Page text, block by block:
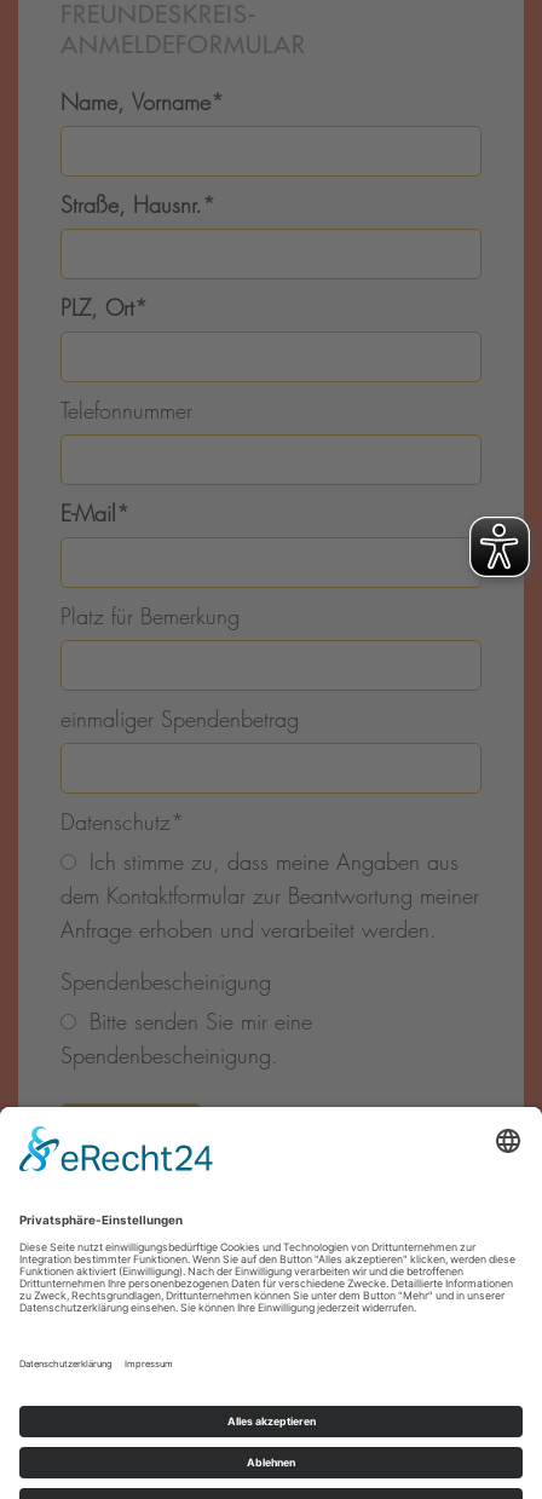
FREUNDESKREIS-
ANMELDEFORMULAR
Name, Vorname*
Straße, Hausnr. *
PLZ, Ort*
Telefonnummer
E-Mail *
Platz für Bemerkung
einmaliger Spendenbetrag
Datenschutz*
dem Kontaktformular zur Beantwortung meiner
Anfrage erhoben und verarbeitet werden.
Spendenbescheinigung
Spendenbescheinigung.
Datenschutz